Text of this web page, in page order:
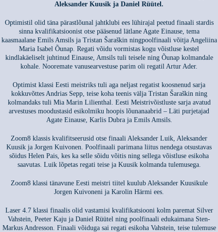
Aleksander Kuusik ja Daniel Rüütel.
Optimistil olid täna pärastlõunal jahtklubi ees lühirajal peetud finaali stardis
sinna kvalifikatsioonist otse pääsenud lätlane Agate Einause, tema
kaasmaalane Emils Amsils ja Tristan Šaraškin ningpoolfinaali võitja Angeliina
Maria Isabel Õunap. Regati võidu vormistas kogu võistluse kestel
kindlakäeliselt juhtinud Einause, Amsils tuli teisele ning Õunap kolmandale
kohale. Nooremate vanusearvestuse parim oli regatil Artur Ader.
Optimist klassi Eesti meistriks tuli aga neljast regatist koosnenud sarja
kokkuvõttes Andrias Sepp, teise koha teenis välja Tristan Šaraškin ning
kolmandaks tuli Mia Marin Lilienthal. Eesti Meistrivõistluste sarja avatud
arvestuses moodustasid esikolmiku hoopis lõunanaabrid – Läti purjetajad
Agate Einause, Karlis Dubra ja Emils Amsils.
Zoom8 klassis kvalifitseerusid otse finaali Aleksander Luik, Aleksander
Kuusik ja Jorgen Kuivonen. Poolfinaali parimana liitus nendega otsustavas
sõidus Helen Pais, kes ka selle sõidu võitis ning sellega võistluse esikoha
saavutas. Luik lõpetas regati teise ja Kuusik kolmanda tulemusega.
Zoom8 klassi tänavune Eesti meistri tiitel kuulub Aleksander Kuusikule
Jorgen Kuivoneni ja Karolin Härmi ees.
Laser 4.7 klassi finaalis olid vastamisi kvalifikatsiooni kolm paremat Silver
Vahstein, Peeter Kaju ja Daniel Rüütel ning poolfinaali edukaimana Sten-
Markus Andresson. Finaali võiduga sai regati esikoha Vahstein, teise tulemuse